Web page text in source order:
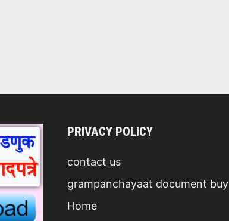
PRIVACY POLICY
contact us
grampanchayaat document buy
Home